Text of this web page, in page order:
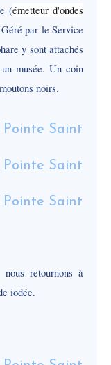
(émetteur d'ondes
Géré par le Service
y sont attachés
musée. Un coin
noirs.
retournons à
iodée.